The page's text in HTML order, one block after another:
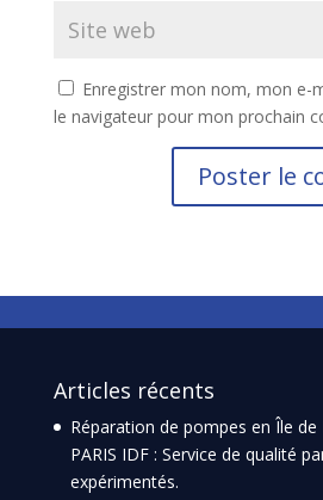
Enregistrer mon nom, mon e-
le navigateur pour mon prochain
Articles récents
Réparation de pompes en Île de
PARIS IDF : Service de qualité
expérimentés.